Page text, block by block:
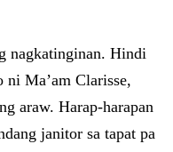
nagkatinginan. Hindi
ni Ma’am Clarisse,
araw. Harap-harapan
janitor sa tapat pa